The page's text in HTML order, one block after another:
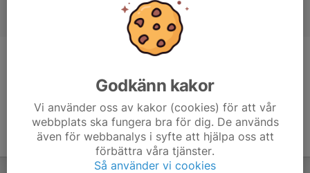
Godkänn kakor
Vi använder oss av kakor (cookies) för att vår
webbplats ska fungera bra för dig. De används
även för webbanalys i syfte att hjälpa oss att
förbättra våra tjänster.
Så använder vi cookies